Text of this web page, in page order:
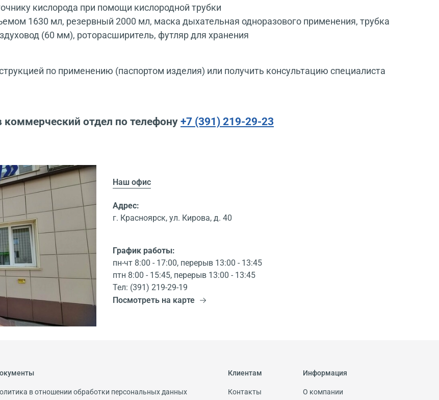
кислорода при помощи кислородной трубки
1630 мл, резервный 2000 мл, маска дыхательная одноразового применения, трубка
(60 мм), роторасширитель, футляр для хранения
по применению (паспортом изделия) или получить консультацию специалиста
отдел по телефону +7 (391) 219-29-23
Наш офис
Адрес:
г. Красноярск, ул. Кирова, д. 40
График работы:
пн-чт 8:00 - 17:00, перерыв 13:00 - 13:45
птн 8:00 - 15:45, перерыв 13:00 - 13:45
Тел: (391) 219-29-19
Посмотреть на карте
в отношении обработки персональных данных
Клиентам
Контакты
Информация
О компании